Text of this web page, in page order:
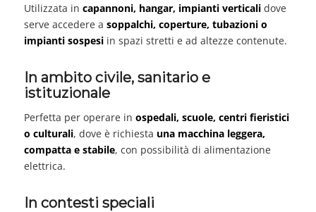
Utilizzata in capannoni, hangar, impianti verticalidove
serve accedere a soppalchi, coperture, tubazioni o
impianti sospesiin spazi stretti e ad altezze contenute.
In ambito civile, sanitario e
istituzionale
Perfetta per operare in ospedali, scuole, centri fieristici
o culturali, dove è richiesta una macchina leggera,
compatta e stabile, con possibilità di alimentazione
elettrica.
In contesti speciali